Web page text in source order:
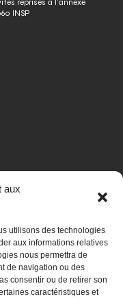
aux
utilisons des technologies
aux informations relatives
nous permettra de
de navigation ou des
consentir ou de retirer son
caractéristiques et
reprises à l’annexe
INSP